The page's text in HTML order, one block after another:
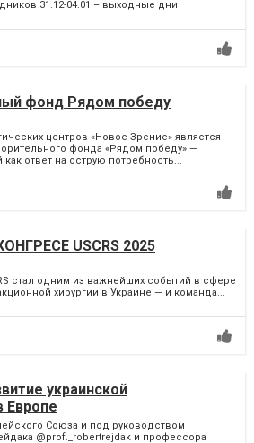
31.12-04.01 – выходные дни
фонд Рядом победу
центров «Новое Зрение» является
фонда «Рядом победу» —
ответ на острую потребность...
USCRS 2025
стал одним из важнейших событий в сфере
хирургии в Украине — и команда...
украинской
Европе
Союза и под руководством
@prof._robertrejdak и профессора